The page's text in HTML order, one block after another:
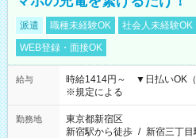
派遣 職種未経験OK 社会人未経験OK
WEB登録・面接OK
給与
時給1414円～ ▼日払いOK
※規定による
勤務地
東京都新宿区
新宿駅から徒歩 / 新宿三丁